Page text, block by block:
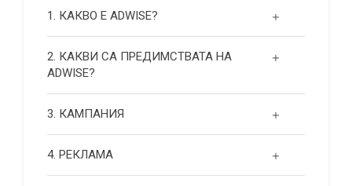
1. КАКВО Е ADWISE?
2. КАКВИ СА ПРЕДИМСТВАТА НА
ADWISE?
3. КАМПАНИЯ
4. РЕКЛАМА